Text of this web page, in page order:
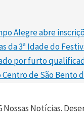
Alegre abre
da 3ª Idade do
por furto
de São Bento
Nossas Notícias.